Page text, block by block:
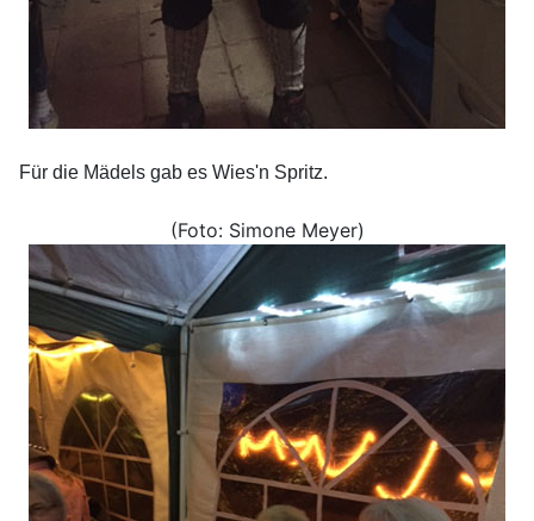
Für die Mädels gab es Wies'n Spritz.
(Foto: Simone Meyer)